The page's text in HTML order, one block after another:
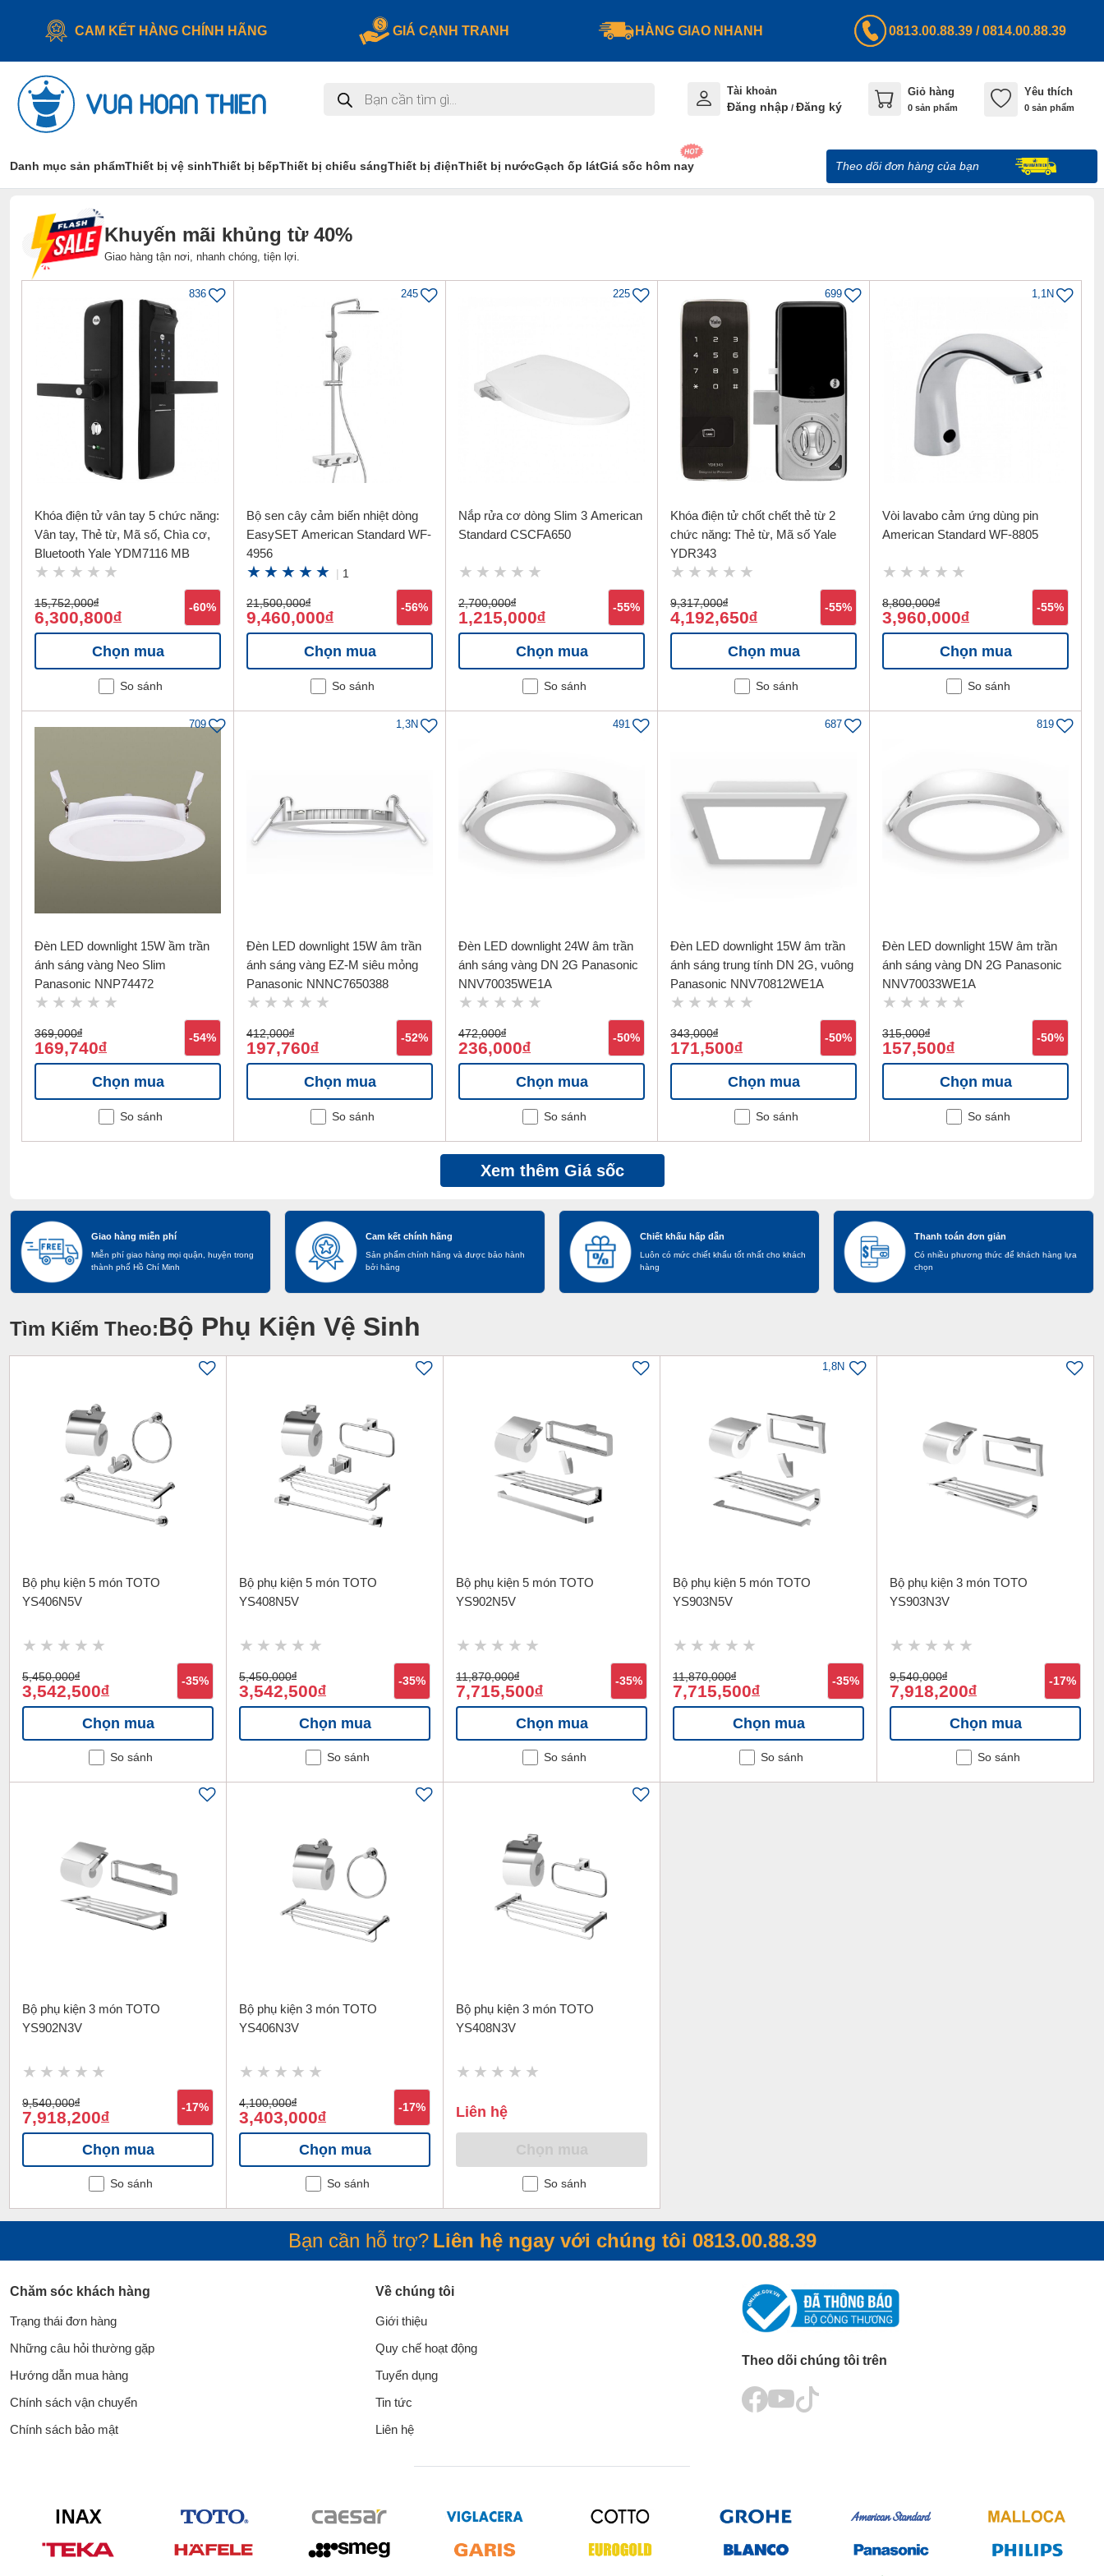
CAM KẾT HÀNG CHÍNH HÃNG GIÁ CẠNH TRANH HÀNG GIAO NHANH 0813.00.88.39 /0814.00.88.39
kiếm
sản
Tài khoản
Đăng nhập / Đăng ký
Giỏ hàng
0 sản phẩm
Yêu thích
0 sản phẩm
Danh mục sản phẩmThiết bị vệ sinhThiết bị bếpThiết bị chiếu sángThiết bị điệnThiết bị nướcGạch ốp látGiá sốc hôm nay Theo dõi đơn hàng của bạn
Khuyến mãi khủng từ 40%
Giao hàng tận nơi, nhanh chóng, tiện lợi.
836
Khóa điện tử vân tay 5 chức năng:
Vân tay, Thẻ từ, Mã số, Chìa cơ,
Bluetooth Yale YDM7116 MB
15,752,000đ
6,300,800đ
-60%
Chọn mua
So sánh
245
Bộ sen cây cảm biến nhiệt dòng
EasySET American Standard WF-
4956
| 1
21,500,000đ
9,460,000đ
-56%
Chọn mua
So sánh
225
Nắp rửa cơ dòng Slim 3 American
Standard CSCFA650
2,700,000đ
1,215,000đ
-55%
Chọn mua
So sánh
699
Khóa điện tử chốt chết thẻ từ 2
chức năng: Thẻ từ, Mã số Yale
YDR343
9,317,000đ
4,192,650đ
-55%
Chọn mua
So sánh
1,1N
Vòi lavabo cảm ứng dùng pin
American Standard WF-8805
8,800,000đ
3,960,000đ
-55%
Chọn mua
So sánh
709
Đèn LED downlight 15W ầm trần
ánh sáng vàng Neo Slim
Panasonic NNP74472
369,000đ
169,740đ
-54%
Chọn mua
So sánh
1,3N
Đèn LED downlight 15W âm trần
ánh sáng vàng EZ-M siêu mỏng
Panasonic NNNC7650388
412,000đ
197,760đ
-52%
Chọn mua
So sánh
491
Đèn LED downlight 24W âm trần
ánh sáng vàng DN 2G Panasonic
NNV70035WE1A
472,000đ
236,000đ
-50%
Chọn mua
So sánh
687
Đèn LED downlight 15W âm trần
ánh sáng trung tính DN 2G, vuông
Panasonic NNV70812WE1A
343,000đ
171,500đ
-50%
Chọn mua
So sánh
819
Đèn LED downlight 15W âm trần
ánh sáng vàng DN 2G Panasonic
NNV70033WE1A
315,000đ
157,500đ
-50%
Chọn mua
So sánh
Xem thêm Giá sốc
Giao hàng miễn phí
Miễn phí giao hàng mọi quận, huyện trong
thành phố Hồ Chí Minh
Cam kết chính hãng
Sản phẩm chính hãng và được bảo hành
bởi hãng
Chiết khấu hấp dẫn
Luôn có mức chiết khấu tốt nhất cho khách
hàng
Thanh toán đơn giản
Có nhiều phương thức để khách hàng lựa
chọn
Tìm Kiếm Theo:Bộ Phụ Kiện Vệ Sinh
Bộ phụ kiện 5 món TOTO
YS406N5V
5,450,000đ
3,542,500đ
-35%
Chọn mua
So sánh
Bộ phụ kiện 5 món TOTO
YS408N5V
5,450,000đ
3,542,500đ
-35%
Chọn mua
So sánh
Bộ phụ kiện 5 món TOTO
YS902N5V
11,870,000đ
7,715,500đ
-35%
Chọn mua
So sánh
1,8N
Bộ phụ kiện 5 món TOTO
YS903N5V
11,870,000đ
7,715,500đ
-35%
Chọn mua
So sánh
Bộ phụ kiện 3 món TOTO
YS903N3V
9,540,000đ
7,918,200đ
-17%
Chọn mua
So sánh
Bộ phụ kiện 3 món TOTO
YS902N3V
9,540,000đ
7,918,200đ
-17%
Chọn mua
So sánh
Bộ phụ kiện 3 món TOTO
YS406N3V
4,100,000đ
3,403,000đ
-17%
Chọn mua
So sánh
Bộ phụ kiện 3 món TOTO
YS408N3V
Liên hệ
So sánh
Bạn cần hỗ trợ? Liên hệ ngay với chúng tôi 0813.00.88.39
Chăm sóc khách hàng
Trạng thái đơn hàng
Những câu hỏi thường gặp
Hướng dẫn mua hàng
Chính sách vận chuyển
Chính sách bảo mật
Về chúng tôi
Giới thiệu
Quy chế hoạt động
Tuyển dụng
Tin tức
Liên hệ
Theo dõi chúng tôi trên